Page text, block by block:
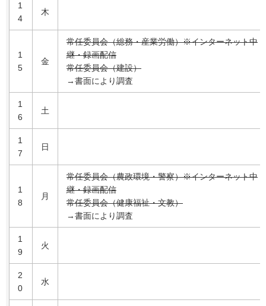
1
4
木
1
5
金
常任委員会（総務・産業労働）※インターネット中
継・録画配信
常任委員会（建設）
→書面により調査
1
6
土
1
7
日
1
8
月
常任委員会（農政環境・警察）※インターネット中
継・録画配信
常任委員会（健康福祉・文教）
→書面により調査
1
9
火
2
0
水